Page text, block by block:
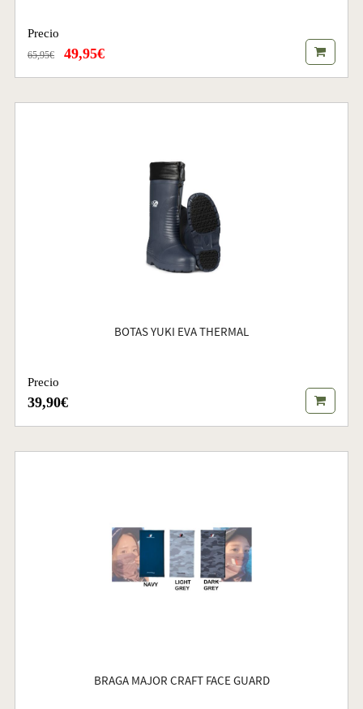
Precio
65,95€ 49,95€
BOTAS YUKI EVA THERMAL
Precio
39,90€
BRAGA MAJOR CRAFT FACE GUARD